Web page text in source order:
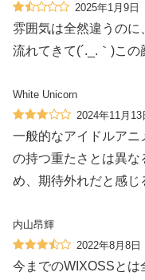
2025年1月9日
雰囲気は全然違うの
流れてきて(´._.｀)この
White Unicorn
2024年11月13
一般的なアイドルア
の持つ重たさとは異な
め、期待外れだと感じ
内山昂輝
2022年8月8日
今までのWIXOSSとは